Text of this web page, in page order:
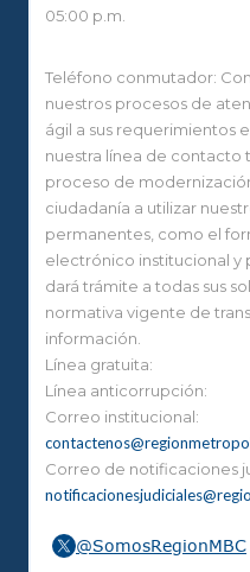
05:00 p.m.
Teléfono conmutador:
nuestros procesos de
ágil a sus requerimientos
nuestra línea de contacto
proceso de
ciudadanía a utilizar
permanentes, como el
electrónico institucional y
dará trámite a todas sus
normativa vigente de
información.
Línea gratuita:
Línea anticorrupción:
Correo institucional:
Correo de notificaciones
@SomosRegionMBC